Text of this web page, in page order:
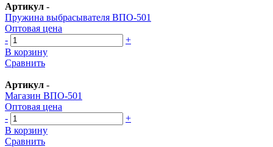
Артикул -
Пружина выбрасывателя ВПО-501
Оптовая цена
-
+
В корзину
Сравнить
Артикул -
Магазин ВПО-501
Оптовая цена
-
+
В корзину
Сравнить